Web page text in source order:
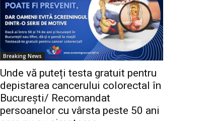
Breaking News
Unde vă puteți testa gratuit pentru
depistarea cancerului colorectal în
București/ Recomandat
persoanelor cu vârsta peste 50 ani